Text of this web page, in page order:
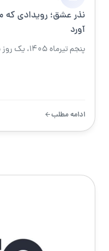
نذر عشق؛ رویدادی که
آورد
پنجم تیرماه ۱۴۰۵، یک روز پس از عاشورای حسینی
ادامه مطلب